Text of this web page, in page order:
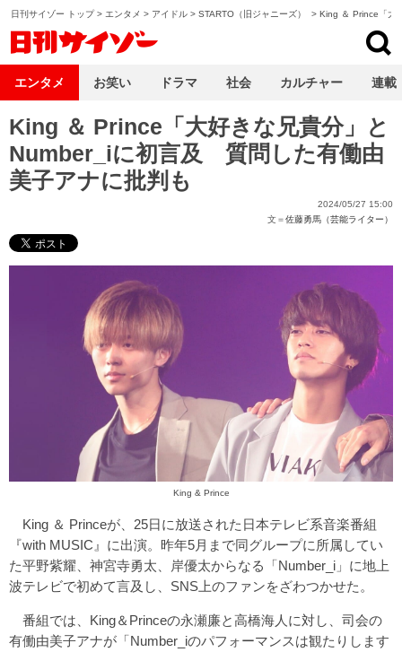
日刊サイゾー トップ> エンタメ > アイドル > STARTO（旧ジャニーズ） > King ＆ Prince「大
King ＆ Prince「大好きな兄貴分」と
Number_iに初言及 質問した有働由
美子アナに批判も
2024/05/27 15:00
文＝佐藤勇馬（芸能ライター）
King & Prince
King ＆ Princeが、25日に放送された日本テレビ系音楽番組
『with MUSIC』に出演。昨年5月まで同グループに所属してい
た平野紫耀、神宮寺勇太、岸優太からなる「Number_i」に地上
波テレビで初めて言及し、SNS上のファンをざわつかせた。
番組では、King＆Princeの永瀬廉と高橋海人に対し、司会の
有働由美子アナが「Number_iのパフォーマンスは観たりします
エンタメ お笑い ドラマ 社会 カルチャー 連載